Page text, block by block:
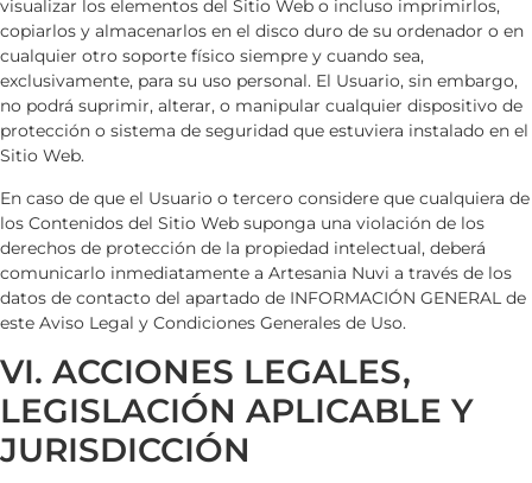
visualizar los elementos del Sitio Web o incluso imprimirlos,
copiarlos y almacenarlos en el disco duro de su ordenador o en
cualquier otro soporte físico siempre y cuando sea,
exclusivamente, para su uso personal. El Usuario, sin embargo,
no podrá suprimir, alterar, o manipular cualquier dispositivo de
protección o sistema de seguridad que estuviera instalado en el
Sitio Web.
En caso de que el Usuario o tercero considere que cualquiera de
los Contenidos del Sitio Web suponga una violación de los
derechos de protección de la propiedad intelectual, deberá
comunicarlo inmediatamente a Artesania Nuvi a través de los
datos de contacto del apartado de INFORMACIÓN GENERAL de
este Aviso Legal y Condiciones Generales de Uso.
VI. ACCIONES LEGALES,
LEGISLACIÓN APLICABLE Y
JURISDICCIÓN